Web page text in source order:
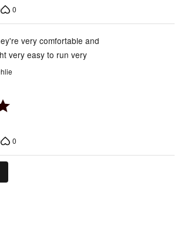
0
very comfortable and
very easy to run very
0